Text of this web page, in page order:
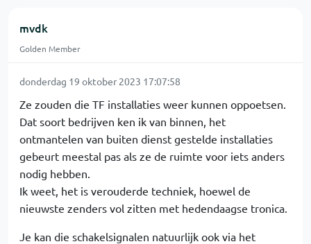
mvdk
Golden Member
donderdag 19 oktober 2023 17:07:58
Ze zouden die TF installaties weer kunnen oppoetsen.
Dat soort bedrijven ken ik van binnen, het
ontmantelen van buiten dienst gestelde installaties
gebeurt meestal pas als ze de ruimte voor iets anders
nodig hebben.
Ik weet, het is verouderde techniek, hoewel de
nieuwste zenders vol zitten met hedendaagse tronica.
Je kan die schakelsignalen natuurlijk ook via het